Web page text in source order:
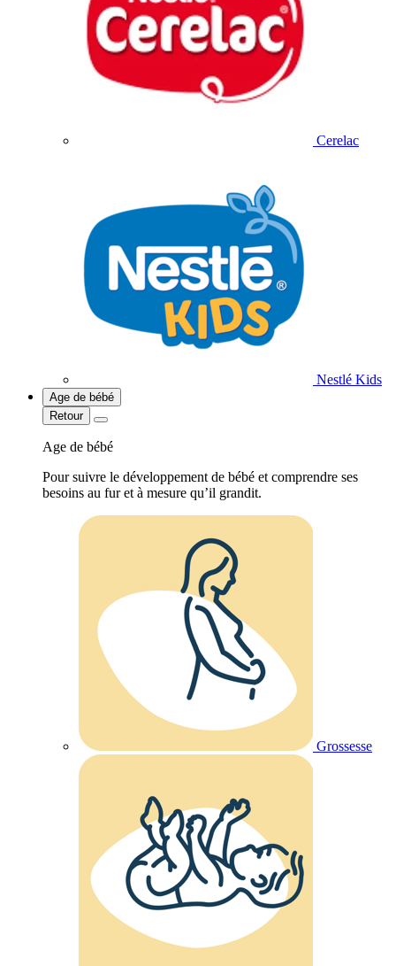
Cerelac
Nestlé Kids
Age de bébé
Retour
Age de bébé
Pour suivre le développement de bébé et comprendre ses
besoins au fur et à mesure qu’il grandit.
Grossesse